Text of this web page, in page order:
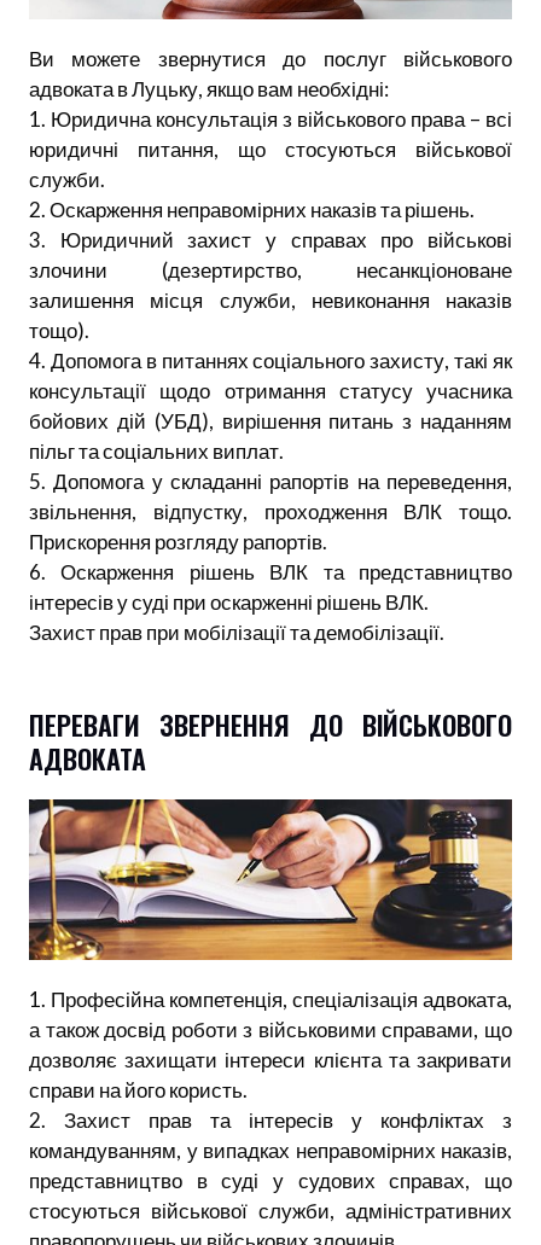
Ви можете звернутися до послуг військового
адвоката в Луцьку, якщо вам необхідні:
1. Юридична консультація з військового права – всі
юридичні питання, що стосуються військової
служби.
2. Оскарження неправомірних наказів та рішень.
3. Юридичний захист у справах про військові
злочини (дезертирство, несанкціоноване
залишення місця служби, невиконання наказів
тощо).
4. Допомога в питаннях соціального захисту, такі як
консультації щодо отримання статусу учасника
бойових дій (УБД), вирішення питань з наданням
пільг та соціальних виплат.
5. Допомога у складанні рапортів на переведення,
звільнення, відпустку, проходження ВЛК тощо.
Прискорення розгляду рапортів.
6. Оскарження рішень ВЛК та представництво
інтересів у суді при оскарженні рішень ВЛК.
Захист прав при мобілізації та демобілізації.
ПЕРЕВАГИ ЗВЕРНЕННЯ ДО ВІЙСЬКОВОГО
АДВОКАТА
1. Професійна компетенція, спеціалізація адвоката,
а також досвід роботи з військовими справами, що
дозволяє захищати інтереси клієнта та закривати
справи на його користь.
2. Захист прав та інтересів у конфліктах з
командуванням, у випадках неправомірних наказів,
представництво в суді у судових справах, що
стосуються військової служби, адміністративних